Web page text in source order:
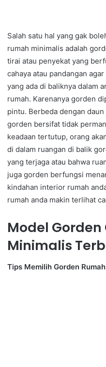
Salah satu hal yang gak
rumah minimalis adalah
tirai atau penyekat yang
cahaya atau pandangan
yang ada di baliknya dalam
rumah. Karenanya gorden
pintu. Berbeda dengan
gorden bersifat tidak
keadaan tertutup, orang
di dalam ruangan di balik
yang terjaga atau bahwa
juga gorden berfungsi
kindahan interior rumah
rumah anda makin terlihat
Model
Minimalis
Tips Memilih Gorden